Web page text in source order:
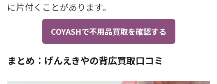
に片付くことがあります。
COYASHで不用品買取を確認する
まとめ：げんえきやの背広買取口コミ